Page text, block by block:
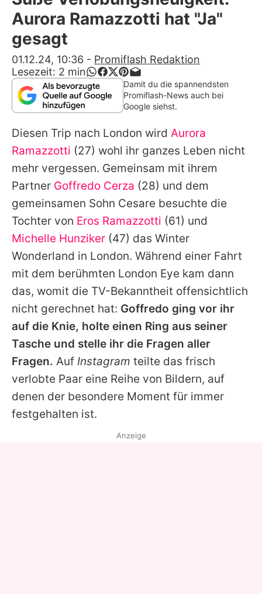
Alle Themen auf Promiflash
App runterladen
Team
Redaktionelle Richtlinien
Impressum
Datenschutzerklärung
Nutzungsbedingungen
Utiq verwalten
Aurora Ramazzotti hat "Ja"
gesagt
01.12.24, 10:36 - Promiflash Redaktion
Lesezeit: 2 min
Damit du die spannendsten
Promiflash-News auch bei
Google siehst.
Diesen Trip nach London wird Aurora
Ramazzotti (27) wohl ihr ganzes Leben nicht
mehr vergessen. Gemeinsam mit ihrem
Partner Goffredo Cerza (28) und dem
gemeinsamen Sohn Cesare besuchte die
Tochter von Eros Ramazzotti (61) und
Michelle Hunziker (47) das Winter
Wonderland in London. Während einer Fahrt
mit dem berühmten London Eye kam dann
das, womit die TV-Bekanntheit offensichtlich
nicht gerechnet hat: Goffredo ging vor ihr
auf die Knie, holte einen Ring aus seiner
Tasche und stelle ihr die Fragen aller
Fragen. Auf Instagram teilte das frisch
verlobte Paar eine Reihe von Bildern, auf
denen der besondere Moment für immer
festgehalten ist.
Anzeige